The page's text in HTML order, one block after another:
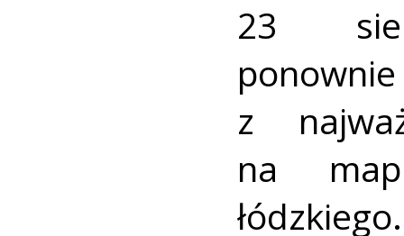
23
z
na
łódzkiego.